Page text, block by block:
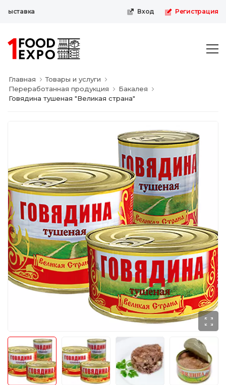
Вход Регистрация
Главная
Товары и услуги
Переработанная продукция
Бакалея
Говядина тушеная "Великая страна"